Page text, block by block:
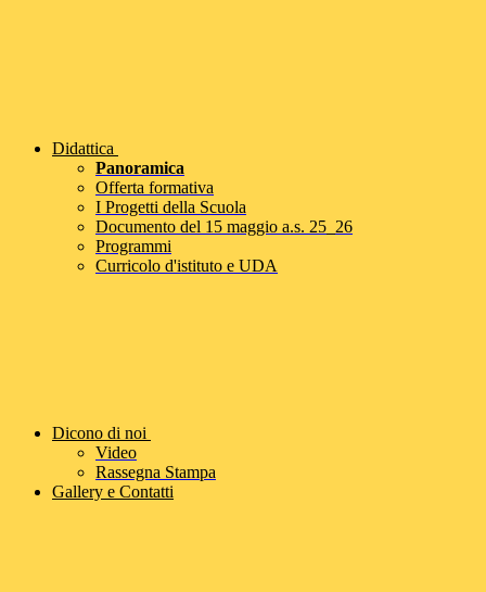
Didattica
Panoramica
Offerta formativa
I Progetti della Scuola
Documento del 15 maggio a.s. 25_26
Programmi
Curricolo d'istituto e UDA
Dicono di noi
Video
Rassegna Stampa
Gallery e Contatti